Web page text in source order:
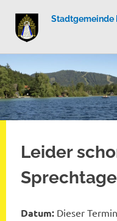
Inhalt
springen
Stadtgemeinde
Leider
Datum: Dieser